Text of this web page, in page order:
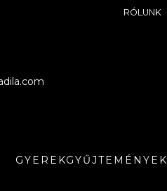
RÓLUNK
GYEREKGYŰJTEMÉNYEK